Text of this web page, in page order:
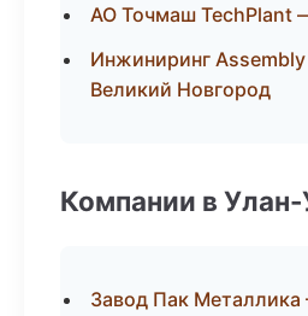
АО Точмаш TechPlant
Инжиниринг
Великий Новгород
Компании в
Завод Пак